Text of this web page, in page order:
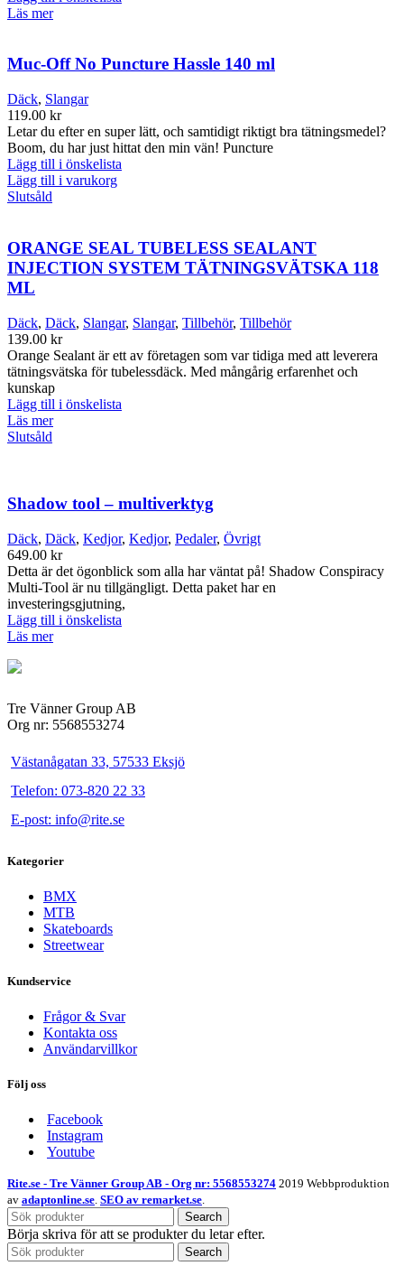
Läs mer
Muc-Off No Puncture Hassle 140 ml
Däck, Slangar
119.00 kr
Letar du efter en super lätt, och samtidigt riktigt bra tätningsmedel?
Boom, du har just hittat den min vän! Puncture
Lägg till i önskelista
Lägg till i varukorg
Slutsåld
ORANGE SEAL TUBELESS SEALANT
INJECTION SYSTEM TÄTNINGSVÄTSKA 118
ML
Däck, Däck, Slangar, Slangar, Tillbehör, Tillbehör
139.00 kr
Orange Sealant är ett av företagen som var tidiga med att leverera
tätningsvätska för tubelessdäck. Med mångårig erfarenhet och
kunskap
Lägg till i önskelista
Läs mer
Slutsåld
Shadow tool – multiverktyg
Däck, Däck, Kedjor, Kedjor, Pedaler, Övrigt
649.00 kr
Detta är det ögonblick som alla har väntat på! Shadow Conspiracy
Multi-Tool är nu tillgängligt. Detta paket har en
investeringsgjutning,
Lägg till i önskelista
Läs mer
Tre Vänner Group AB
Org nr: 5568553274
Västanågatan 33, 57533 Eksjö
Telefon: 073-820 22 33
E-post: info@rite.se
Kategorier
BMX
MTB
Skateboards
Streetwear
Kundservice
Frågor & Svar
Kontakta oss
Användarvillkor
Följ oss
Facebook
Instagram
Youtube
Rite.se - Tre Vänner Group AB - Org nr: 5568553274 2019 Webbproduktion
av adaptonline.se. SEO av remarket.se.
Search
Börja skriva för att se produkter du letar efter.
Search